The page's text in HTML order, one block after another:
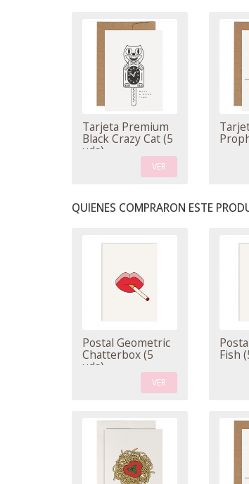
Tarjeta Premium
Black Crazy Cat (5
uds)
VER
QUIENES COMPRARON ESTE
Postal Geometric
Chatterbox (5
uds)
VER
Fish